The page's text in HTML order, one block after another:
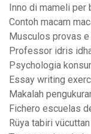
Inno di mameli per
Contoh macam
Musculos provas
Professor idris
Psychologia
Essay writing
Makalah
Fichero escuelas
Rüya tabiri vücuttan